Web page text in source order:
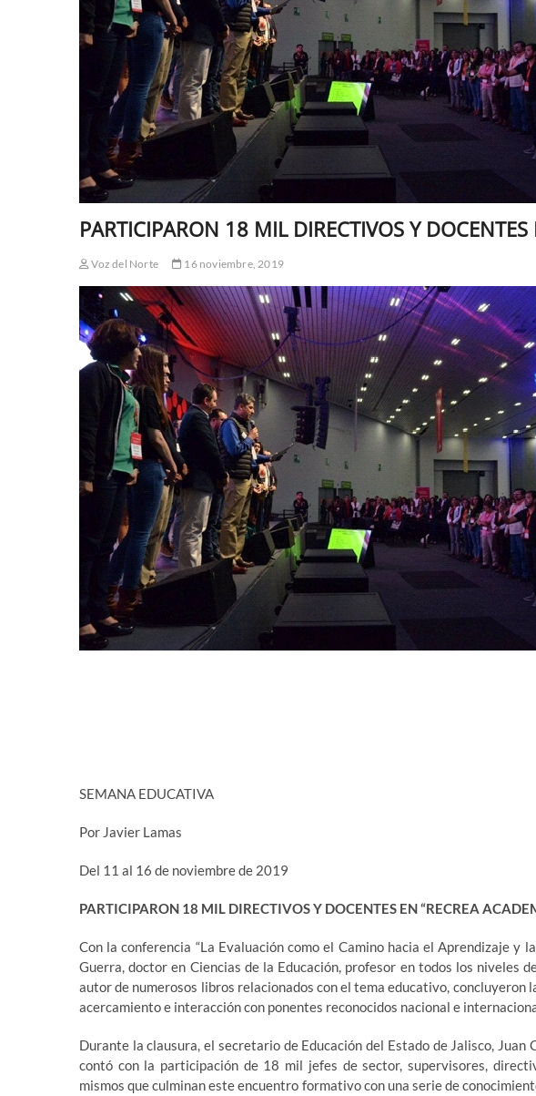
PARTICIPARON 18 MIL DIRECTIVOS Y DOCENTES
Voz del Norte 16 noviembre, 2019
SEMANA EDUCATIVA
Por Javier Lamas
Del 11 al 16 de noviembre de 2019
PARTICIPARON 18 MIL DIRECTIVOS Y DOCENTES EN “RECREA
Con la conferencia “La Evaluación como el Camino hacia el Aprendizaje y
Guerra, doctor en Ciencias de la Educación, profesor en todos los niveles
autor de numerosos libros relacionados con el tema educativo, concluyeron
acercamiento e interacción con ponentes reconocidos nacional e
Durante la clausura, el secretario de Educación del Estado de Jalisco,
contó con la participación de 18 mil jefes de sector, supervisores,
mismos que culminan este encuentro formativo con una serie de